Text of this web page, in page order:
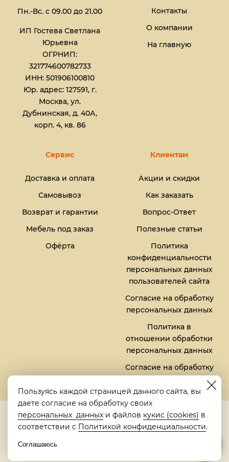
Пн.-Вс. с 09.00 до 21.00
ИП Гостева Светлана
Юрьевна​
ОГРНИП:
321774600782733
ИНН: 501906100810
Юр. адрес: 127591, г.
Москва, ул.
Дубнинская, д. 40А,
корп. 4, кв. 86
Контакты
О компании
На главную
Сервис
Доставка и оплата
Самовывоз
Возврат и гарантии
Мебель под заказ
Офёрта
Клиентам
Акции и скидки
Как заказать
Вопрос-Ответ
Полезные статьи
Политика
конфиденциальности
персональных данных
пользователей сайта
Согласие на обработку
персональных данных
Политика в
отношении обработки
персональных данных
Согласие на обработку
файлов кукис (cookies)
5,0
Рейтинг в Яндексе
Пользуясь каждой страницей данного сайта, вы
даете согласие на обработку своих
персональных данных и файлов кукис (cookies) в
соответствии с Политикой конфиденциальности.
Соглашаюсь